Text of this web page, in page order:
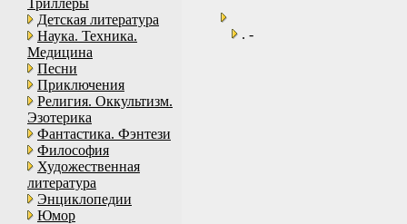
Триллеры
Детская литература
Наука. Техника.
Медицина
Песни
Приключения
Религия. Оккультизм.
Эзотерика
Фантастика. Фэнтези
Философия
Художественная
литература
Энциклопедии
Юмор
. -